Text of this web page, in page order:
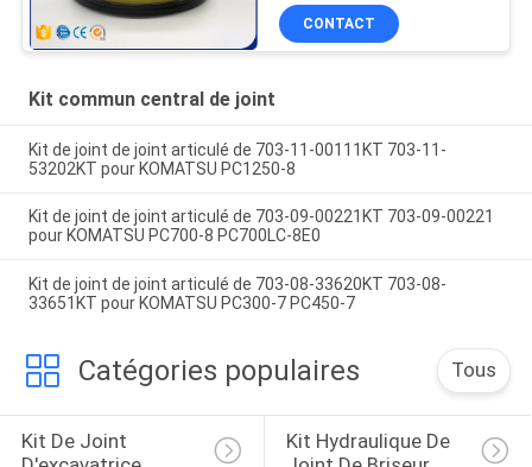
7 R250-7 R260-9
CONTACT
Kit commun central de joint
Kit de joint de joint articulé de 703-11-00111KT 703-11-
53202KT pour KOMATSU PC1250-8
Kit de joint de joint articulé de 703-09-00221KT 703-09-00221
pour KOMATSU PC700-8 PC700LC-8E0
Kit de joint de joint articulé de 703-08-33620KT 703-08-
33651KT pour KOMATSU PC300-7 PC450-7
Catégories populaires Tous
Kit De Joint
Kit Hydraulique De